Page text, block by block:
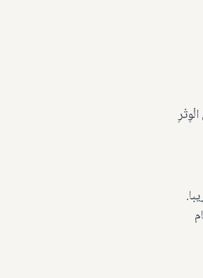
عدد أيامه 29 يومًا تقريبا.